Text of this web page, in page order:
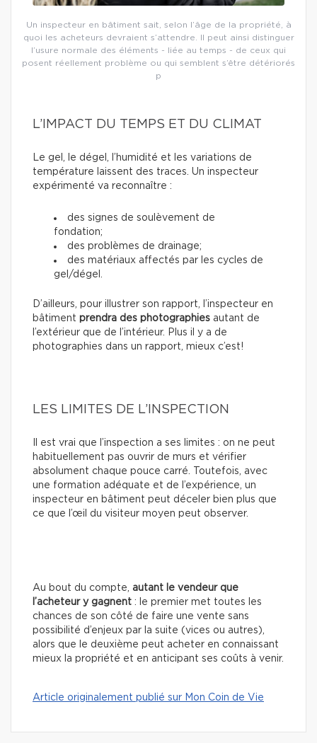
Un inspecteur en bâtiment sait, selon l’âge de la propriété, à
quoi les acheteurs devraient s’attendre. Il peut ainsi distinguer
l’usure normale des éléments - liée au temps - de ceux qui
posent réellement problème ou qui semblent s’être détériorés
p
L’IMPACT DU TEMPS ET DU CLIMAT
Le gel, le dégel, l’humidité et les variations de
température laissent des traces. Un inspecteur
expérimenté va reconnaître :
des signes de soulèvement de
fondation;
des problèmes de drainage;
des matériaux affectés par les cycles de
gel/dégel.
D’ailleurs, pour illustrer son rapport, l’inspecteur en
bâtiment prendra des photographies autant de
l’extérieur que de l’intérieur. Plus il y a de
photographies dans un rapport, mieux c’est!
LES LIMITES DE L’INSPECTION
Il est vrai que l’inspection a ses limites : on ne peut
habituellement pas ouvrir de murs et vérifier
absolument chaque pouce carré. Toutefois, avec
une formation adéquate et de l’expérience, un
inspecteur en bâtiment peut déceler bien plus que
ce que l’œil du visiteur moyen peut observer.
Au bout du compte, autant le vendeur que
l’acheteur y gagnent : le premier met toutes les
chances de son côté de faire une vente sans
possibilité d’enjeux par la suite (vices ou autres),
alors que le deuxième peut acheter en connaissant
mieux la propriété et en anticipant ses coûts à venir.
Article originalement publié sur Mon Coin de Vie